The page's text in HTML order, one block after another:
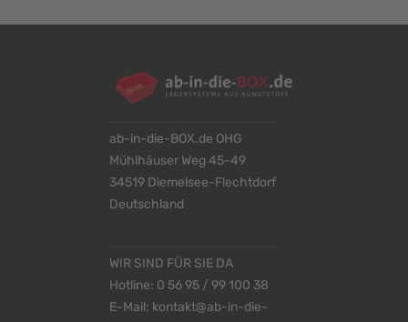
ab-in-die-BOX.de OHG
Mühlhäuser Weg 45-49
34519 Diemelsee-Flechtdorf
Deutschland
WIR SIND FÜR SIE DA
Hotline: 0 56 95 / 99 100 38
E-Mail: kontakt@ab-in-die-